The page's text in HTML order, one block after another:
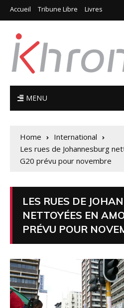
Accueil Tribune Libre Livres
MENU
Home
International
Les rues de Johannesburg
G20 prévu pour novembre
LES RUES DE
NETTOYÉES EN
PRÉVU POUR